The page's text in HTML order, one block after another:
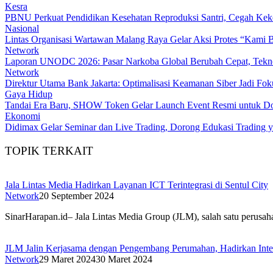
Kesra
PBNU Perkuat Pendidikan Kesehatan Reproduksi Santri, Cegah
Nasional
Lintas Organisasi Wartawan Malang Raya Gelar Aksi Protes “Kami
Network
Laporan UNODC 2026: Pasar Narkoba Global Berubah Cepat,
Network
Direktur Utama Bank Jakarta: Optimalisasi Keamanan Siber Jadi
Gaya Hidup
Tandai Era Baru, SHOW Token Gelar Launch Event Resmi untuk
Ekonomi
Didimax Gelar Seminar dan Live Trading, Dorong Edukasi Trading
TOPIK TERKAIT
Jala Lintas Media Hadirkan Layanan ICT Terintegrasi di Sentul City
Network20 September 2024
SinarHarapan.id– Jala Lintas Media Group (JLM), salah satu
JLM Jalin Kerjasama dengan Pengembang Perumahan, Hadirkan
Network29 Maret 202430 Maret 2024